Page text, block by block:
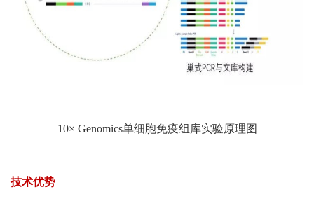
10× Genomics单细胞免疫组库实验原理图
技术优势